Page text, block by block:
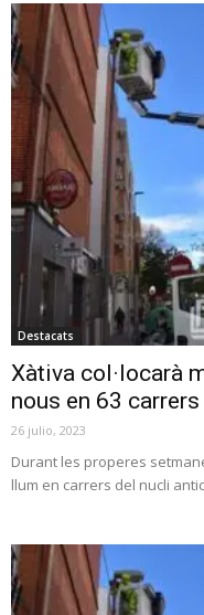
Destacats
Xàtiva col·locarà
nous en 63
26 julio, 2023
Durant les properes
llum en carrers del nucli